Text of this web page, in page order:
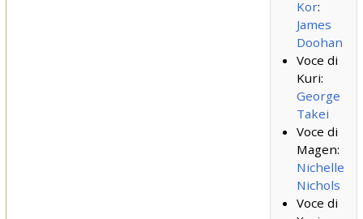
Kor:
James
Doohan
Voce di
Kuri:
George
Takei
Voce di
Magen:
Nichelle
Nichols
Voce di